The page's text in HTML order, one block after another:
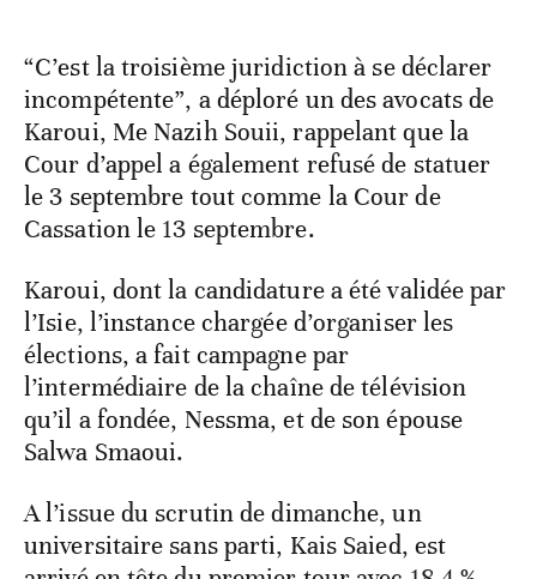
“C’est la troisième juridiction à se déclarer
incompétente”, a déploré un des avocats de
Karoui, Me Nazih Souii, rappelant que la
Cour d’appel a également refusé de statuer
le 3 septembre tout comme la Cour de
Cassation le 13 septembre.
Karoui, dont la candidature a été validée par
l’Isie, l’instance chargée d’organiser les
élections, a fait campagne par
l’intermédiaire de la chaîne de télévision
qu’il a fondée, Nessma, et de son épouse
Salwa Smaoui.
A l’issue du scrutin de dimanche, un
universitaire sans parti, Kais Saied, est